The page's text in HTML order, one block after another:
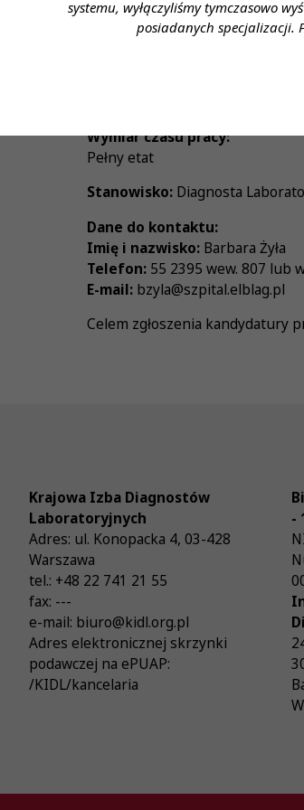
systemu, wyłączyliśmy tymczasowo
posiadanych specjalizacji.
Proponowane wynagrodzenie:
Wymiar czasu pracy:
Pełny etat
Stanowisko:Diagnosta
Dane do kontaktu:
Imię i nazwisko:Barbara Żyła
Telefon:55 2395 wew. 807 lub
E-mail:bzyla@szpital.elblag.pl
Celem zgłoszenia kandydatury
Krajowa Izba Diagnostów
Laboratoryjnych
Adres: ul. Konopacka 4,03-428
Warszawa
tel.: +48 22 741 21 55
fax: ---
e-mail: biuro@kidl.org.pl
Adres elektronicznej skrzynki
podawczej na ePUAP:
/KIDL/kancelaria
-